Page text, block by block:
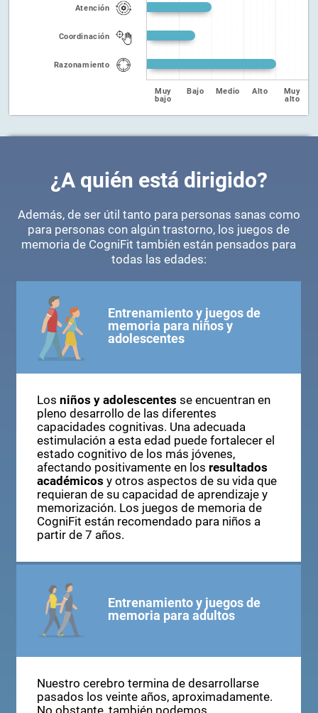
Atención
Coordinación
Razonamiento
Muy
bajo
Bajo Medio Alto
Muy
alto
¿A quién está dirigido?
Además, de ser útil tanto para personas sanas como
para personas con algún trastorno, los juegos de
memoria de CogniFit también están pensados para
todas las edades:
Entrenamiento y juegos de
memoria para niños y
adolescentes
Los niños y adolescentes se encuentran en
pleno desarrollo de las diferentes
capacidades cognitivas. Una adecuada
estimulación a esta edad puede fortalecer el
estado cognitivo de los más jóvenes,
afectando positivamente en los resultados
académicos y otros aspectos de su vida que
requieran de su capacidad de aprendizaje y
memorización. Los juegos de memoria de
CogniFit están recomendado para niños a
partir de 7 años.
Entrenamiento y juegos de
memoria para adultos
Nuestro cerebro termina de desarrollarse
pasados los veinte años, aproximadamente.